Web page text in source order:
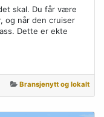
skal. Du får være
og når den cruiser
Dette er ekte
Bransjenytt og lokalt